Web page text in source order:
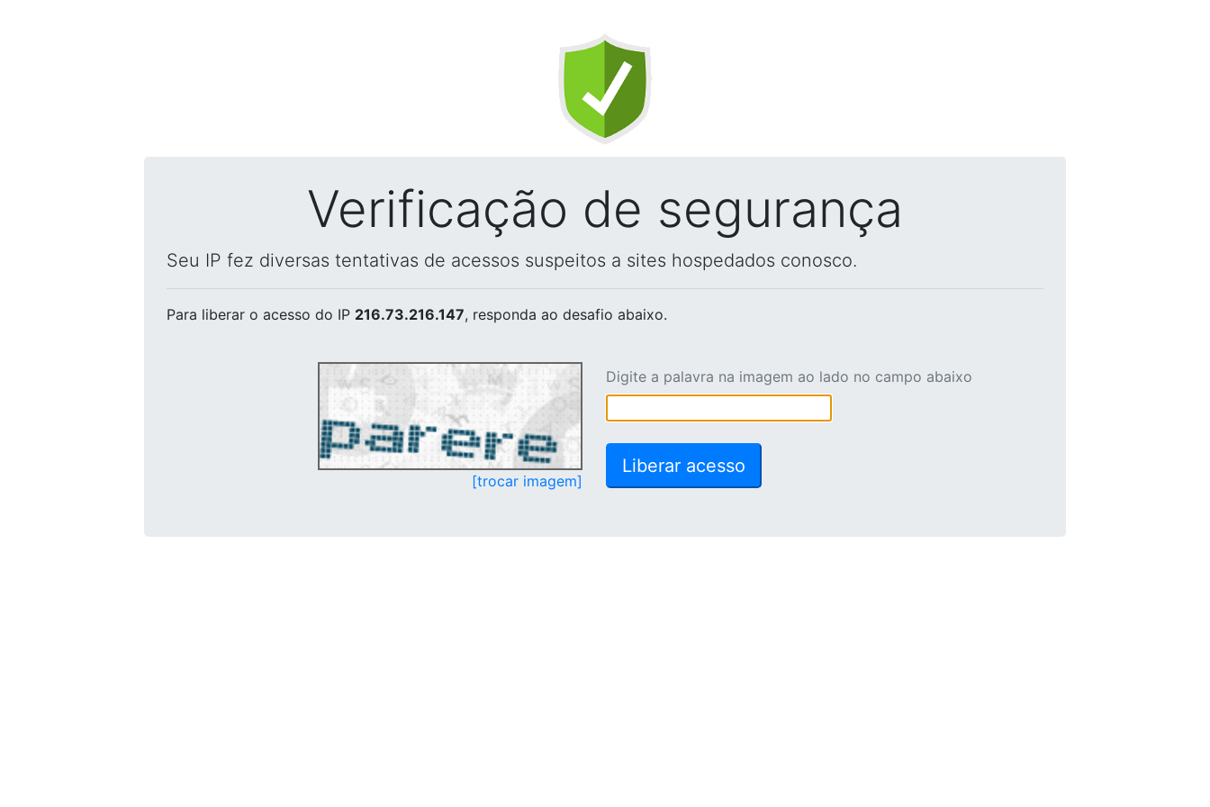
Verificação de segurança
Seu IP fez diversas tentativas de acessos suspeitos a sites hospedados conosco.
Para liberar o acesso do IP 216.73.216.147, responda ao desafio abaixo.
[trocar imagem]
Digite a palavra na imagem ao lado no campo abaixo